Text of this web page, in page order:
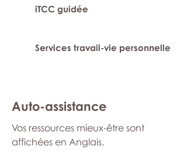
iTCC guidée
Services travail-vie personnelle
Auto-assistance
Vos ressources mieux-être sont
affichées en Anglais.